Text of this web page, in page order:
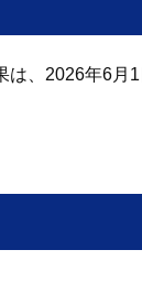
は、2026年6月